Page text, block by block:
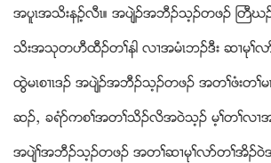
အပူၚအသိးနဥ့လီၚ။ အပ်ဲဥအဘီဥသ့ဥတဖဥ ႀတီဃ
သိးအသုတဟီထီဥတႈနါ လ႕အမံၚဘဥဒီး ဆ႕မုႈ
ထြဲမၚစ႕ၚဒဥ အပ်ဲဥအဘီဥသ့ဥတဖဥ အတႈဖံးတႈမ
ဆဥယ ခရံဏကစႈအတႈသိဥလိအ၀ဲသ့ဥ မ့ႈတႈလ႕
အပ်ဲႈအဘီဥသ့ဥတဖဥ အတႈဆ႕မုႈလဏတႈအိဥ၀ဲအသိ